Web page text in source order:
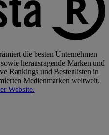
die besten Unternehmen
herausragende Marken und
Rankings und Bestenlisten in
Medienmarken weltweit.
Website.